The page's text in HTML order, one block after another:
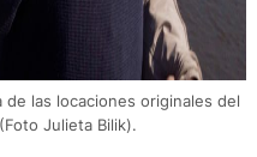
las locaciones originales del
Julieta Bilik).